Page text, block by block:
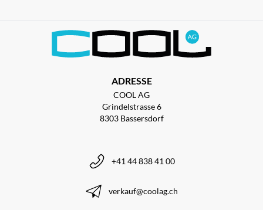
ADRESSE
COOL AG
Grindelstrasse 6
8303 Bassersdorf
+41 44 838 41 00
verkauf@coolag.ch